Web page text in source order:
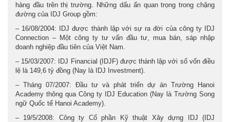
hàng đầu trên thị trường. Những dấu ấn quan trọng trong chặng
đường của IDJ Group gồm:
– 16/08/2004: IDJ được thành lập với sự ra đời của công ty IDJ
Connection – Một công ty tư vấn đầu tư, mua bán, sáp nhập
doanh nghiệp đầu tiên của Việt Nam.
– 15/03/2007: IDJ Financial (IDJF) được thành lập với số vốn điều
lệ là 149,6 tỷ đồng (Nay là IDJ Investment).
– Tháng 07/2007: Đầu tư và phát triển dự án Trường Hanoi
Academy thông qua Công ty IDJ Education (Nay là Trường Song
ngữ Quốc tế Hanoi Academy).
– 19/5/2008: Công ty Cổ phần Kỹ thuật Xây dựng IDJ (IDJ